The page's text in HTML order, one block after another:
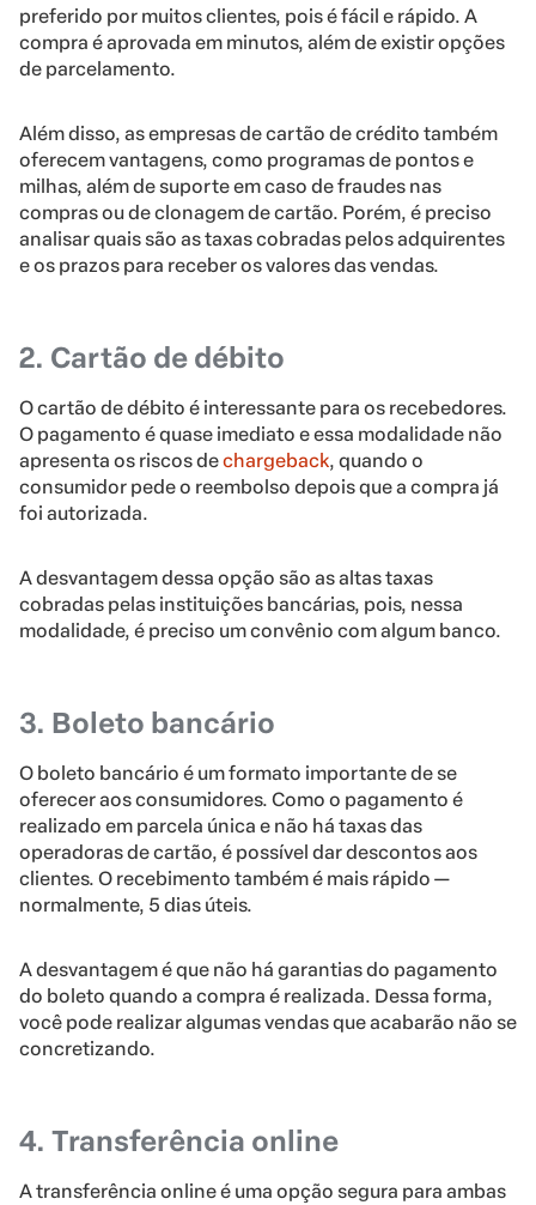
preferido por muitos clientes, pois é fácil e rápido. A
compra é aprovada em minutos, além de existir opções
de parcelamento.
Além disso, as empresas de cartão de crédito também
oferecem vantagens, como programas de pontos e
milhas, além de suporte em caso de fraudes nas
compras ou de clonagem de cartão. Porém, é preciso
analisar quais são as taxas cobradas pelos adquirentes
e os prazos para receber os valores das vendas.
2. Cartão de débito
O cartão de débito é interessante para os recebedores.
O pagamento é quase imediato e essa modalidade não
apresenta os riscos dechargeback, quando o
consumidor pede o reembolso depois que a compra já
foi autorizada.
A desvantagem dessa opção são as altas taxas
cobradas pelas instituições bancárias, pois, nessa
modalidade, é preciso um convênio com algum banco.
3. Boleto bancário
O boleto bancário é um formato importante de se
oferecer aos consumidores. Como o pagamento é
realizado em parcela única e não há taxas das
operadoras de cartão, é possível dar descontos aos
clientes. O recebimento também é mais rápido —
normalmente, 5 dias úteis.
A desvantagem é que não há garantias do pagamento
do boleto quando a compra é realizada. Dessa forma,
você pode realizar algumas vendas que acabarão não se
concretizando.
4. Transferência online
A transferência online é uma opção segura para ambas